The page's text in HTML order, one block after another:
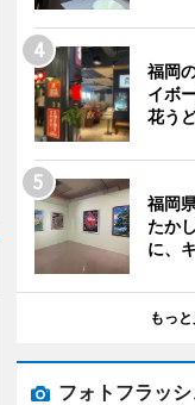
福岡
イボ
花う
福岡
たか
に、
もっ
フォトフラッシ